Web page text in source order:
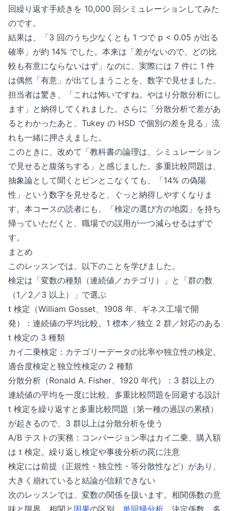
回繰り返す手続きを 10,000 回シミュレーションしてみた
のです。
結果は、「3 回のうち少なくとも 1 つで p < 0.05 が出る
確率」が約 14% でした。本来は「差がないので、どの比
較も有意にならないはず」なのに、実際には 7 件に 1 件
は偶然「有意」が出てしまうことを、数字で見せました。
担当者は驚き、「これは怖いですね。やはり分散分析にし
ます」と納得してくれました。さらに「分散分析で差があ
るとわかったあと、Tukey の HSD で個別の差を見る」流
れも一緒に押さえました。
このときに、改めて「教科書の論理は、シミュレーション
で見せると腹落ちする」と感じました。多重比較問題は、
抽象論として聞くとピンとこなくても、「14% の偽陽
性」という数字を見せると、ぐっと納得しやすくなりま
す。本コースの読者にも、「検定の選び方の地図」を持ち
帰っていただくと、職場での誤用が一つ減らせるはずで
す。
まとめ
このレッスンでは、以下のことを学びました。
検定は「変数の種類（連続値／カテゴリ）」と「群の数
（1／2／3 以上）」で選ぶ
t 検定（William Gosset、1908 年、ギネス工場で開
発）：連続値の平均比較。1 標本／独立 2 群／対応のある
t 検定の 3 種類
カイ二乗検定：カテゴリーデータの比率や独立性の検定。
適合度検定と独立性検定の 2 種類
分散分析（Ronald A. Fisher、1920 年代）：3 群以上の
連続値の平均を一度に比較。多重比較問題を回避する設計
t 検定を繰り返すと多重比較問題（第一種の過誤の累積）
が起きるので、3 群以上は分散分析を使う
A/B テストの実務：コンバージョン率はカイ二乗、購入額
は t 検定。繰り返し検定や事後分析の罠に注意
検定には前提（正規性・独立性・等分散性など）があり、
大きく崩れていると結論が信頼できない
次のレッスンでは、変数の関係を扱います。相関係数の意
味と限界、相関と 因果の区別、 単回帰分析 、決定係数、多